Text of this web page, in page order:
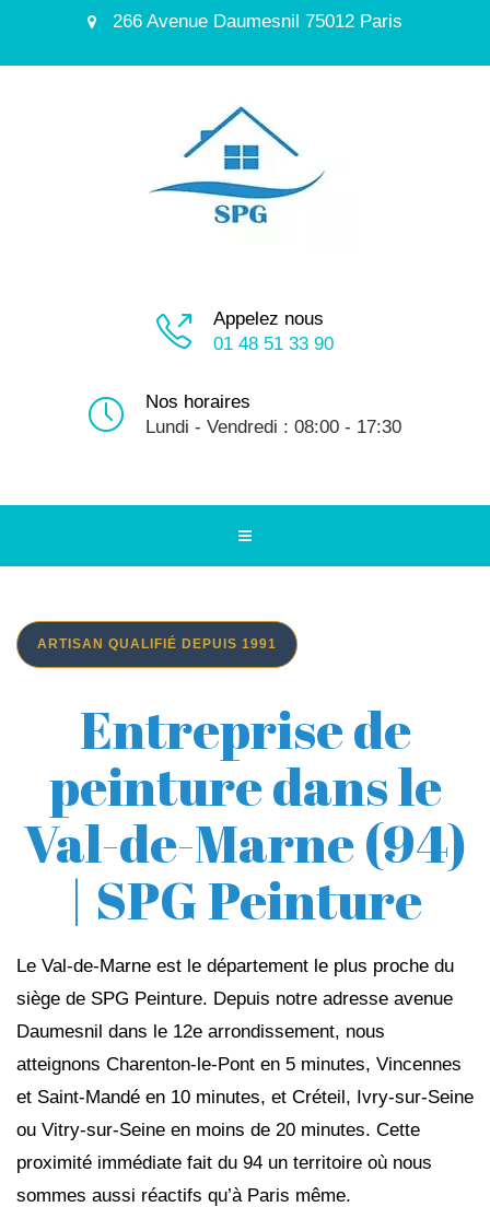
266 Avenue Daumesnil 75012 Paris
Appelez nous
01 48 51 33 90
Nos horaires
Lundi - Vendredi : 08:00 - 17:30
ARTISAN QUALIFIÉ DEPUIS 1991
Entreprise de
peinture dans le
Val-de-Marne (94)
| SPG Peinture
Le Val-de-Marne est le département le plus proche du
siège de SPG Peinture. Depuis notre adresse avenue
Daumesnil dans le 12e arrondissement, nous
atteignons Charenton-le-Pont en 5 minutes, Vincennes
et Saint-Mandé en 10 minutes, et Créteil, Ivry-sur-Seine
ou Vitry-sur-Seine en moins de 20 minutes. Cette
proximité immédiate fait du 94 un territoire où nous
sommes aussi réactifs qu’à Paris même.